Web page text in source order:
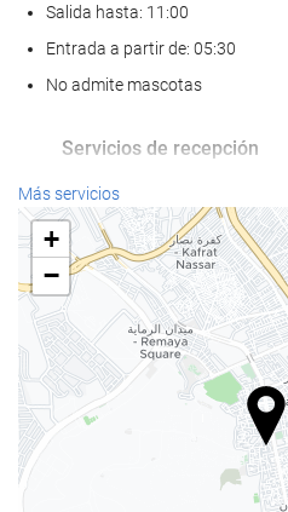
Salida hasta: 11:00
Entrada a partir de: 05:30
No admite mascotas
Servicios de recepción
Recepción 24 horas
Guardaequipaje
Servicio de limpieza
Servicio de lavandería
Más servicios
+
−